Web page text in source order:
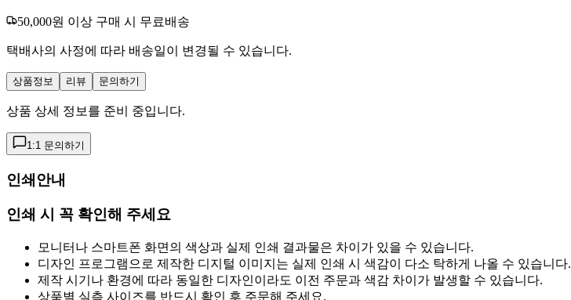
50,000원 이상 구매 시 무료배송
택배사의 사정에 따라 배송일이 변경될 수 있습니다.
상품정보 리뷰 문의하기
상품 상세 정보를 준비 중입니다.
1:1 문의하기
인쇄안내
인쇄 시 꼭 확인해 주세요
모니터나 스마트폰 화면의 색상과 실제 인쇄 결과물은 차이가 있을 수 있습니다.
디자인 프로그램으로 제작한 디지털 이미지는 실제 인쇄 시 색감이 다소 탁하게 나올 수 있습니다.
제작 시기나 환경에 따라 동일한 디자인이라도 이전 주문과 색감 차이가 발생할 수 있습니다.
상품별 실측 사이즈를 반드시 확인 후 주문해 주세요.